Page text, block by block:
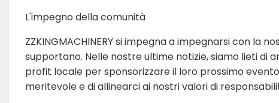
L'impegno della comunità
ZZKINGMACHINERY si impegna a impegnarsi con la
supportano. Nelle nostre ultime notizie, siamo lieti di
profit locale per sponsorizzare il loro prossimo
meritevole e di allinearci ai nostri valori di